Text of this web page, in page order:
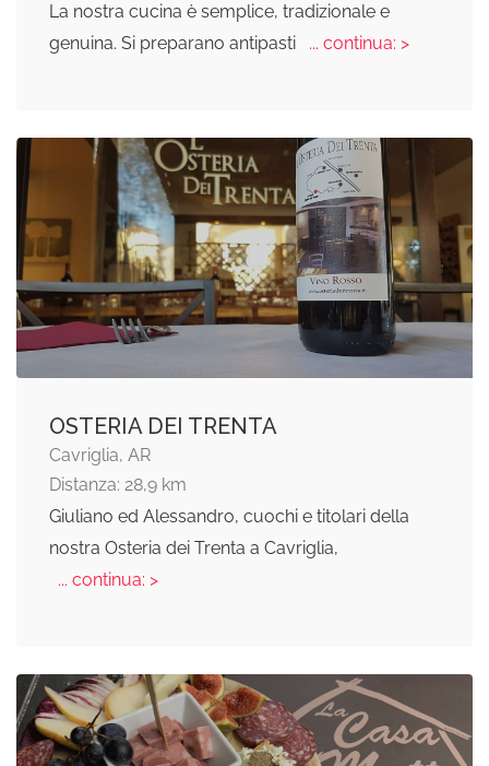
La nostra cucina è semplice, tradizionale e
genuina. Si preparano antipasti
... continua: >
OSTERIA DEI TRENTA
Cavriglia, AR
Distanza: 28,9 km
Giuliano ed Alessandro, cuochi e titolari della
nostra Osteria dei Trenta a Cavriglia,
... continua: >